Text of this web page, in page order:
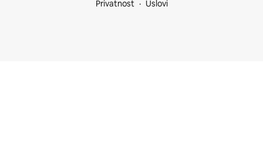
Privatnost Uslovi